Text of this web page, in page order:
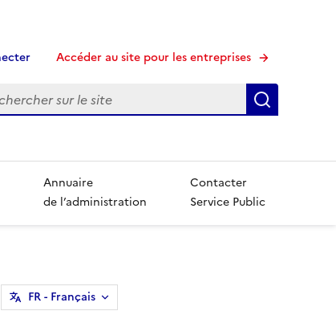
Accéder au site pour les entreprises
Annuaire
de l’administration
Contacter
Service Public
FR- Français